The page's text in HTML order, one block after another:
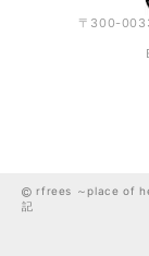
〒300-
rfrees ～place of
記